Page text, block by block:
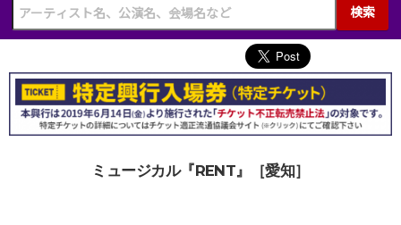
検索
ミュージカル『RENT』［愛知］